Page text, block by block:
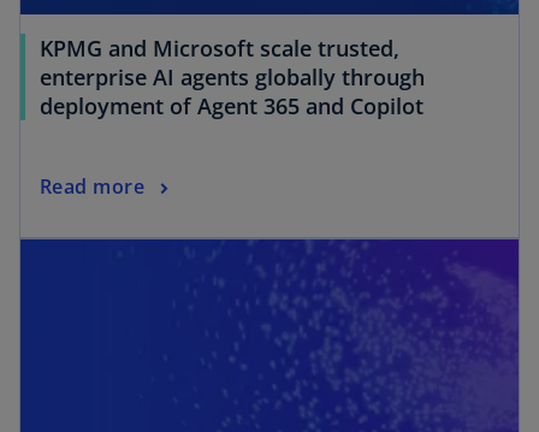
KPMG and Microsoft scale trusted,
enterprise AI agents globally through
deployment of Agent 365 and Copilot
Read more